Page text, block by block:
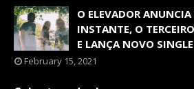
O ELEVADOR
INSTANTE, O
E LANÇA NOVO
February 15, 2021